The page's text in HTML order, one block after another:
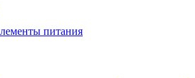
питания